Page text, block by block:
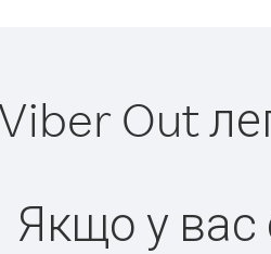
Viber Out
Якщо у вас